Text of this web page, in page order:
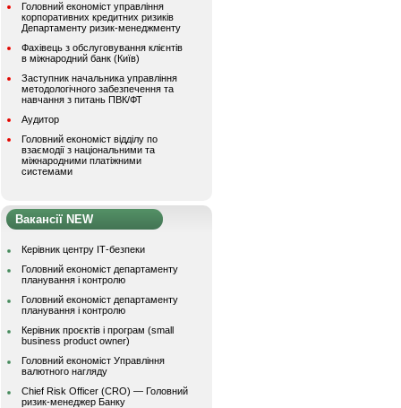
Головний економіст управління
корпоративних кредитних ризиків
Департаменту ризик-менеджменту
Фахівець з обслуговування клієнтів
в міжнародний банк (Київ)
Заступник начальника управління
методологічного забезпечення та
навчання з питань ПВК/ФТ
Аудитор
Головний економіст відділу по
взаємодії з національними та
міжнародними платіжними
системами
Вакансії NEW
Керівник центру ІТ-безпеки
Головний економіст департаменту
планування і контролю
Головний економіст департаменту
планування і контролю
Керівник проєктів і програм (small
business product owner)
Головний економіст Управління
валютного нагляду
Chief Risk Officer (CRO) — Головний
ризик-менеджер Банку